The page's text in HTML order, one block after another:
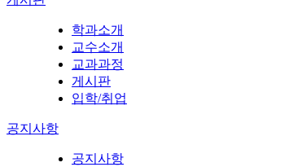
학과소개
교수소개
교과과정
게시판
입학/취업
공지사항
공지사항